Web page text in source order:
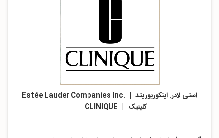
کلینیک | CLINIQUE